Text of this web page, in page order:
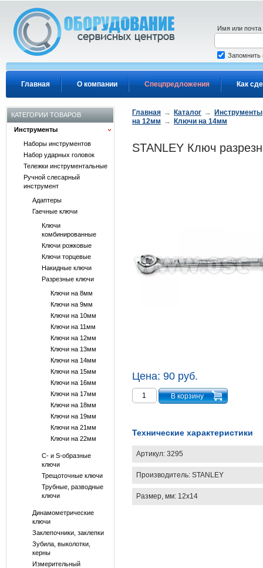
Главная О компании Спецпредложения Как
Имя или почта
Запомнить
КАТЕГОРИИ ТОВАРОВ
Инструменты
Наборы инструментов
Набор ударных головок
Тележки инструментальные
Ручной слесарный
инструмент
Адаптеры
Гаечные ключи
Ключи
комбинированные
Ключи рожковые
Ключи торцевые
Накидные ключи
Разрезные ключи
Ключи на 8мм
Ключи на 9мм
Ключи на 10мм
Ключи на 11мм
Ключи на 12мм
Ключи на 13мм
Ключи на 14мм
Ключи на 15мм
Ключи на 16мм
Ключи на 17мм
Ключи на 18мм
Ключи на 19мм
Ключи на 21мм
Ключи на 22мм
С- и S-образные
ключи
Трещоточные ключи
Трубные, разводные
ключи
Динамометрические
ключи
Заклепочники, заклепки
Зубила, выколотки,
керны
Измерительный
Главная → Каталог →
Инструменты
на 12мм → Ключи на 14мм
STANLEY Ключ
Цена: 90 руб.
Технические характеристики
Артикул: 3295
Производитель: STANLEY
Размер, мм: 12х14